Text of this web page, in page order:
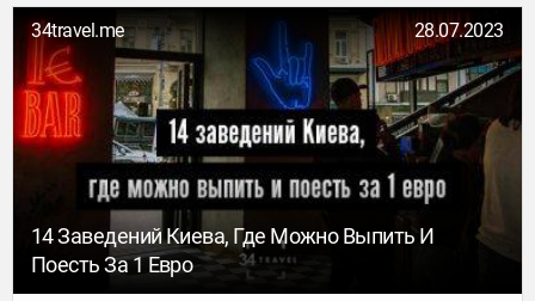
скалами в геопарке Арока на севере Португалии.
34travel.me 28.07.2023
14 Заведений Киева, Где Можно Выпить И
Поесть За 1 Евро